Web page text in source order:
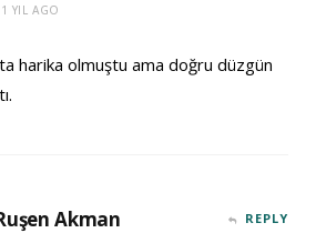
YIL AGO
harika olmuştu ama doğru düzgün
Akman REPLY